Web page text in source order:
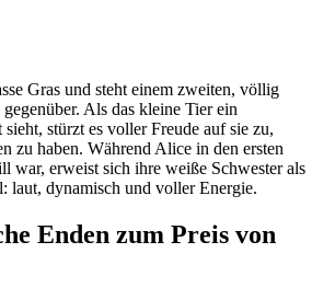
Gras und steht einem zweiten, völlig
Als das kleine Tier ein
stürzt es voller Freude auf sie zu,
zu haben. Während Alice in den ersten
war, erweist sich ihre weiße Schwester als
laut, dynamisch und voller Energie.
Enden zum Preis von